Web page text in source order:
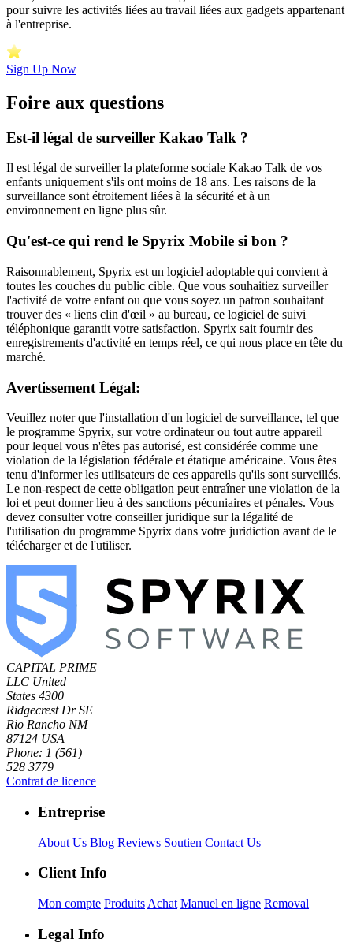
pour suivre les activités liées au travail liées aux gadgets appartenant
à l'entreprise.
Sign Up Now
Foire aux questions
Est-il légal de surveiller Kakao Talk ?
Il est légal de surveiller la plateforme sociale Kakao Talk de vos
enfants uniquement s'ils ont moins de 18 ans. Les raisons de la
surveillance sont étroitement liées à la sécurité et à un
environnement en ligne plus sûr.
Qu'est-ce qui rend le Spyrix Mobile si bon ?
Raisonnablement, Spyrix est un logiciel adoptable qui convient à
toutes les couches du public cible. Que vous souhaitiez surveiller
l'activité de votre enfant ou que vous soyez un patron souhaitant
trouver des « liens clin d'œil » au bureau, ce logiciel de suivi
téléphonique garantit votre satisfaction. Spyrix sait fournir des
enregistrements d'activité en temps réel, ce qui nous place en tête du
marché.
Avertissement Légal:
Veuillez noter que l'installation d'un logiciel de surveillance, tel que
le programme Spyrix, sur votre ordinateur ou tout autre appareil
pour lequel vous n'êtes pas autorisé, est considérée comme une
violation de la législation fédérale et étatique américaine. Vous êtes
tenu d'informer les utilisateurs de ces appareils qu'ils sont surveillés.
Le non-respect de cette obligation peut entraîner une violation de la
loi et peut donner lieu à des sanctions pécuniaires et pénales. Vous
devez consulter votre conseiller juridique sur la légalité de
l'utilisation du programme Spyrix dans votre juridiction avant de le
télécharger et de l'utiliser.
CAPITAL PRIME
LLC United
States 4300
Ridgecrest Dr SE
Rio Rancho NM
87124 USA
Phone: 1 (561)
528 3779
Contrat de licence
Entreprise
About Us Blog Reviews Soutien Contact Us
Client Info
Mon compte Produits Achat Manuel en ligne Removal
Legal Info